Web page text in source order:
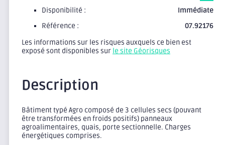
Disponibilité :
Immédiate
Référence :
07.92176
Les informations sur les risques auxquels ce bien est
exposé sont disponibles sur le site Géorisques
Description
Bâtiment typé Agro composé de 3 cellules secs (pouvant
être transformées en froids positifs) panneaux
agroalimentaires, quais, porte sectionnelle. Charges
énergétiques comprises.